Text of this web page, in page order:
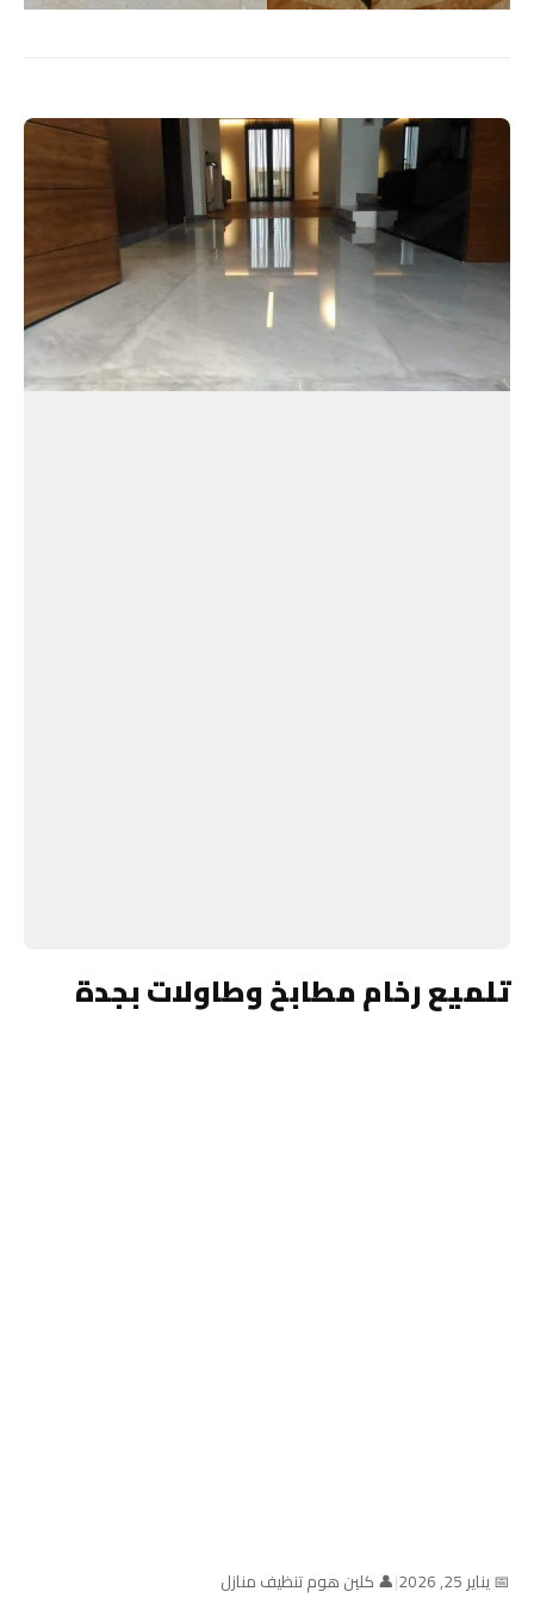
تلميع رخام مطابخ وطاولات بجدة
📅 يناير 25, 2026 |👤 كلين هوم تنظيف منازل